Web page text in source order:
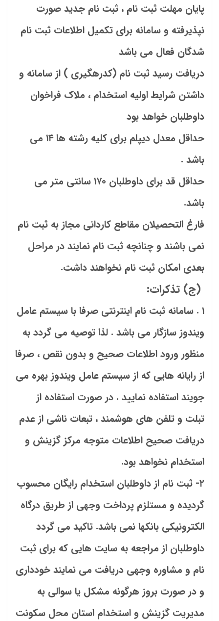
پایان مهلت ثبت نام ، ثبت نام جدید صورت
نپذیرفته و سامانه برای تکمیل اطلاعات ثبت نام
شدگان فعال می باشد
دریافت رسید ثبت نام (کدرهگیری ) از سامانه و
داشتن شرایط اولیه استخدام ، ملاک فراخوان
داوطلبان خواهد بود
حداقل معدل دیپلم برای کلیه رشته ها ۱۴ می
باشد .
حداقل قد برای داوطلبان ۱۷۰ سانتی متر می
باشد.
فارغ التحصیلان مقاطع کاردانی مجاز به ثبت نام
نمی باشند و چنانچه ثبت نام نمایند در مراحل
بعدی امکان ثبت نام نخواهند داشت.
(ج) تذکرات:
۱ . سامانه ثبت نام اینترنتی صرفا با سیستم عامل
ویندوز سازگار می باشد . لذا توصیه می گردد به
منظور ورود اطلاعات صحیح و بدون نقص ، صرفا
از رایانه هایی که از سیستم عامل ویندوز بهره می
جویند استفاده نمایید . در صورت استفاده از
تبلت و تلفن های هوشمند ، تبعات ناشی از عدم
دریافت صحیح اطلاعات متوجه مرکز گزینش و
استخدام نخواهد بود.
۲- ثبت نام از داوطلبان استخدام رایگان محسوب
گردیده و مستلزم پرداخت وجهی از طریق درگاه
الکترونیکی بانکها نمی باشد. تاکید می گردد
داوطلبان از مراجعه به سایت هایی که برای ثبت
نام و مشاوره وجهی دریافت می نمایند خودداری
و در صورت بروز هرگونه مشکل یا سوالی به
مدیریت گزینش و استخدام استان محل سکونت